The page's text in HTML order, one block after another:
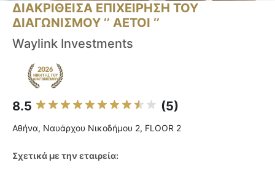
ΔΙΑΚΡΙΘΕΙΣΑ ΕΠΙΧΕΙΡΗΣΗ ΤΟΥ
ΔΙΑΓΩΝΙΣΜΟΥ ‘’ ΑΕΤΟΙ ‘’
Waylink Investments
8.5 (5)
Αθήνα, Ναυάρχου Νικοδήμου 2, FLOOR 2
Σχετικά με την εταιρεία: